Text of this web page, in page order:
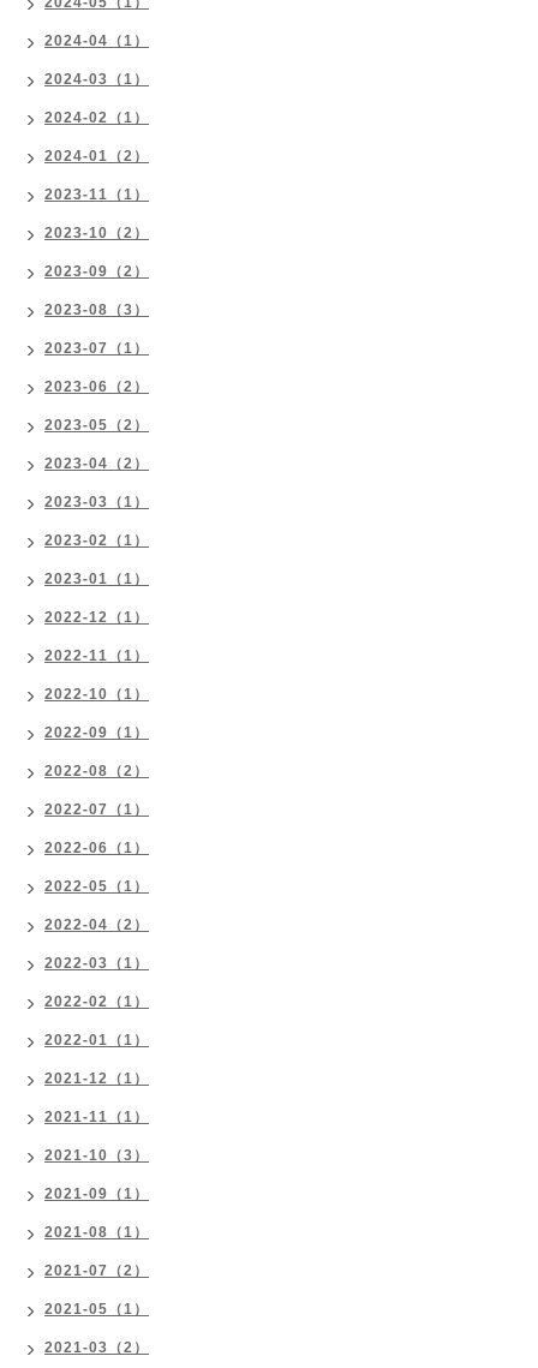
2024-04（1）
2024-03（1）
2024-02（1）
2024-01（2）
2023-11（1）
2023-10（2）
2023-09（2）
2023-08（3）
2023-07（1）
2023-06（2）
2023-05（2）
2023-04（2）
2023-03（1）
2023-02（1）
2023-01（1）
2022-12（1）
2022-11（1）
2022-10（1）
2022-09（1）
2022-08（2）
2022-07（1）
2022-06（1）
2022-05（1）
2022-04（2）
2022-03（1）
2022-02（1）
2022-01（1）
2021-12（1）
2021-11（1）
2021-10（3）
2021-09（1）
2021-08（1）
2021-07（2）
2021-05（1）
2021-03（2）